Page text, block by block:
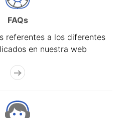
FAQs
referentes a los diferentes
en nuestra web